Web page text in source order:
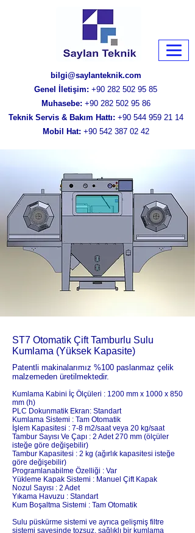
bilgi@saylanteknik.com
Genel İletişim: +90 282 502 95 85
Muhasebe: +90 282 502 95 86
Teknik Servis & Bakım Hattı: +90 544 959 21 14
Mobil Hat: +90 542 387 02 42
ST7 Otomatik Çift Tamburlu Sulu
Kumlama (Yüksek Kapasite)
Patentli makinalarımız %100 paslanmaz çelik
malzemeden üretilmektedir.
Kumlama Kabini İç Ölçüleri : 1200 mm x 1000 x 850
mm (h)
PLC Dokunmatik Ekran: Standart
Kumlama Sistemi : Tam Otomatik
İşlem Kapasitesi : 7-8 m2/saat veya 20 kg/saat
Tambur Sayısı Ve Çapı : 2 Adet 270 mm (ölçüler
isteğe göre değişebilir)
Tambur Kapasitesi : 2 kg (ağırlık kapasitesi isteğe
göre değişebilir)
Programlanabilme Özelliği : Var
Yükleme Kapak Sistemi : Manuel Çift Kapak
Nozul Sayısı : 2 Adet
Yıkama Havuzu : Standart
Kum Boşaltma Sistemi : Tam Otomatik
Sulu püskürme sistemi ve ayrıca gelişmiş filtre
sistemi sayesinde tozsuz, sağlıklı bir kumlama